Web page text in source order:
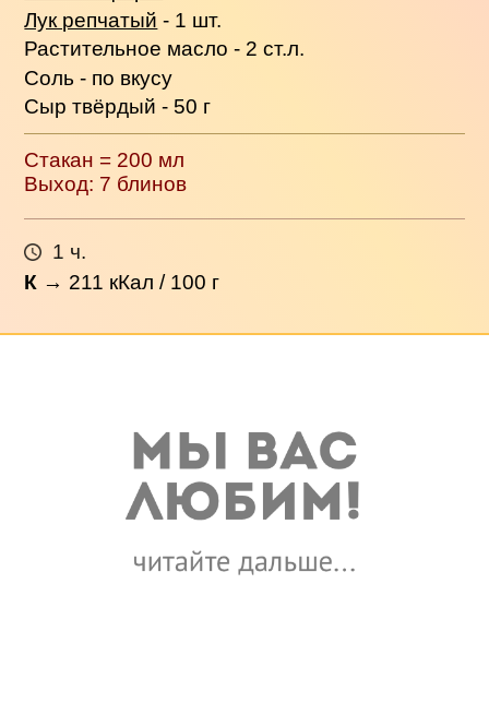
Лук репчатый - 1 шт.
Растительное масло - 2 ст.л.
Соль - по вкусу
Сыр твёрдый - 50 г
Стакан = 200 мл
Выход: 7 блинов
1 ч.
К → 211 кКал / 100 г